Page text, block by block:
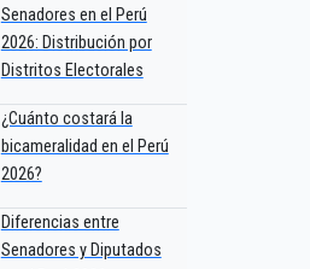
Senadores en el Perú
2026: Distribución por
Distritos Electorales
¿Cuánto costará la
bicameralidad en el Perú
2026?
Diferencias entre
Senadores y Diputados